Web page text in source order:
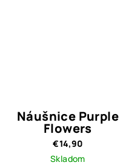
Náušnice Purple
Flowers
€14,90
Skladom